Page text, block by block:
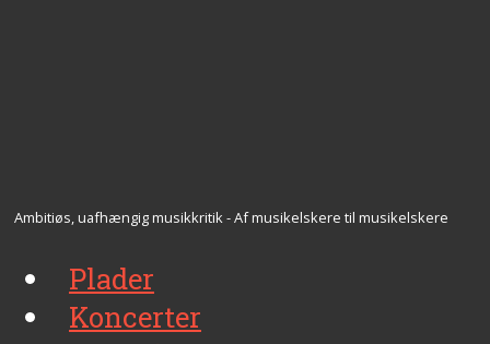
Ambitiøs, uafhængig musikkritik - Af musikelskere til musikelskere
Plader
Koncerter